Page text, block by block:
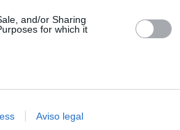
and/or Sharing
for which it
Aviso legal